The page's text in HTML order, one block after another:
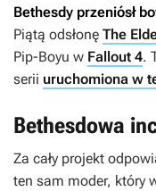
Bethesdy przeniósł
Piątą odsłonę The
Pip-Boyu w Fallout 4.
serii uruchomiona w
Bethesdowa
Za cały projekt
ten sam moder, który